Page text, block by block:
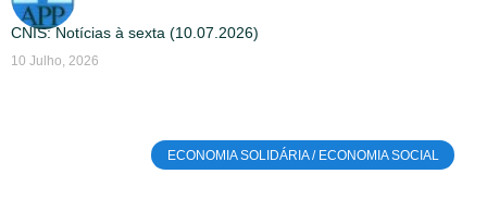
CNIS: Notícias à sexta (10.07.2026)
10 Julho, 2026
ECONOMIA SOLIDÁRIA / ECONOMIA SOCIAL